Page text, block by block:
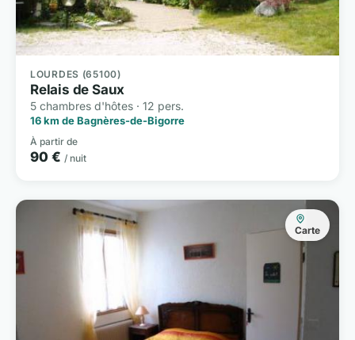
LOURDES (65100)
Relais de Saux
5 chambres d'hôtes · 12 pers.
16 km de Bagnères-de-Bigorre
À partir de
90 € / nuit
Carte